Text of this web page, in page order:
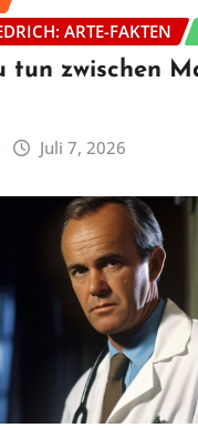
ARTE-FAKTEN
tun zwischen
Juli 7, 2026